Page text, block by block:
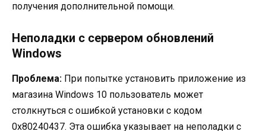
получения дополнительной помощи.
Неполадки с сервером обновлений
Windows
Проблема: При попытке установить приложение из
магазина Windows 10 пользователь может
столкнуться с ошибкой установки с кодом
0x80240437. Эта ошибка указывает на неполадки с